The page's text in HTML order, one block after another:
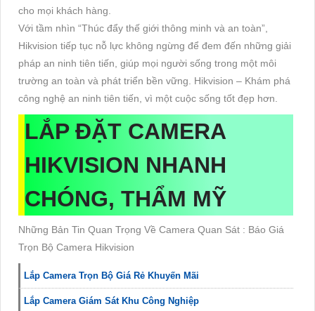
cho mọi khách hàng.
Với tầm nhìn “Thúc đẩy thế giới thông minh và an toàn”,
Hikvision tiếp tục nỗ lực không ngừng để đem đến những giải
pháp an ninh tiên tiến, giúp mọi người sống trong một môi
trường an toàn và phát triển bền vững. Hikvision – Khám phá
công nghệ an ninh tiên tiến, vì một cuộc sống tốt đẹp hơn.
LẮP ĐẶT CAMERA
HIKVISION NHANH
CHÓNG, THẨM MỸ
Những Bản Tin Quan Trọng Về Camera Quan Sát : Báo Giá
Trọn Bộ Camera Hikvision
Lắp Camera Trọn Bộ Giá Rẻ Khuyến Mãi
Lắp Camera Giám Sát Khu Công Nghiệp